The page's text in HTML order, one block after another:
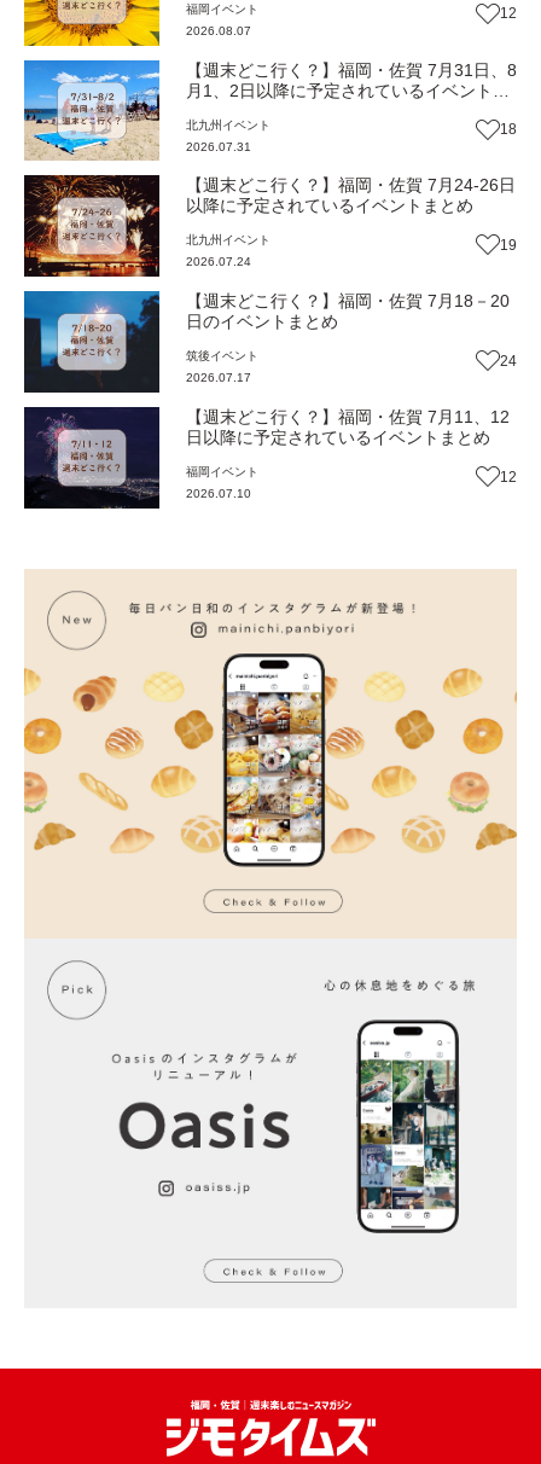
福岡 イベント
2026.08.07
12
【週末どこ行く？】福岡・佐賀 7月31日、8
月1、2日以降に予定されているイベントま
北九州 イベント
2026.07.31
18
【週末どこ行く？】福岡・佐賀 7月24-26日
以降に予定されているイベントまとめ
北九州 イベント
2026.07.24
19
【週末どこ行く？】福岡・佐賀 7月18－20
日のイベントまとめ
筑後イベント
2026.07.17
24
【週末どこ行く？】福岡・佐賀 7月11、12
日以降に予定されているイベントまとめ
福岡 イベント
2026.07.10
12